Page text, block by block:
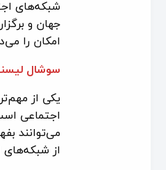
شبکه‌های
جهان و
امکان را
سوشال
یکی از
اجتماعی
می‌توانند
از شبکه‌های